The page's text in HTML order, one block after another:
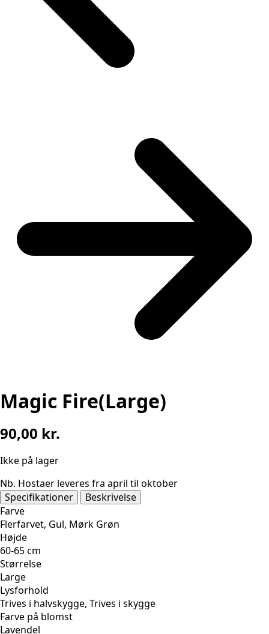
Magic Fire(Large)
90,00 kr.
Ikke på lager
Nb. Hostaer leveres fra april til oktober
Specifikationer
Beskrivelse
Farve
Flerfarvet, Gul, Mørk Grøn
Højde
60-65 cm
Størrelse
Large
Lysforhold
Trives i halvskygge, Trives i skygge
Farve på blomst
Lavendel